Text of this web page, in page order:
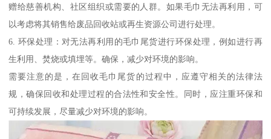
赠给慈善机构、社区组织或需要的人群。如果毛巾无法再利用，可
以考虑将其销售给废品回收站或再生资源公司进行处理。
6. 环保处理：对无法再利用的毛巾尾货进行环保处理，例如进行再
生利用、焚烧或填埋等。确保，减少对环境的影响。
需要注意的是，在回收毛巾尾货的过程中，应遵守相关的法律法
规，确保回收和处理过程的合法性和安全性。同时，应注重环保和
可持续发展，尽量减少对环境的影响。